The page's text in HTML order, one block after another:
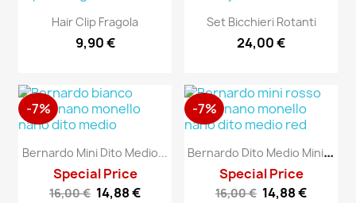
Hair Clip Fragola
9,90 €
Set Bicchieri Rotanti
24,00 €
Bernardo Mini Dito Medio...
Special Price
16,00 € 14,88 €
-7%
B
Ernardo Dito Medio Mini Rosso
Special Price
16,00 € 14,88 €
-7%